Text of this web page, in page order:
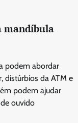
mandíbula
podem abordar
distúrbios da ATM e
podem ajudar
ouvido